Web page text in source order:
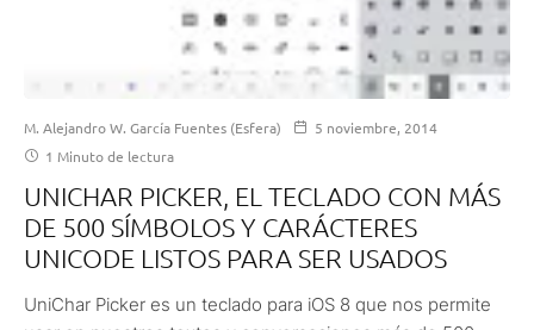
M. Alejandro W. García Fuentes (Esfera)
5 noviembre, 2014
1 Minuto de lectura
UNICHAR PICKER, EL TECLADO CON MÁS
DE 500 SÍMBOLOS Y CARÁCTERES
UNICODE LISTOS PARA SER USADOS
UniChar Picker es un teclado para iOS 8 que nos permite